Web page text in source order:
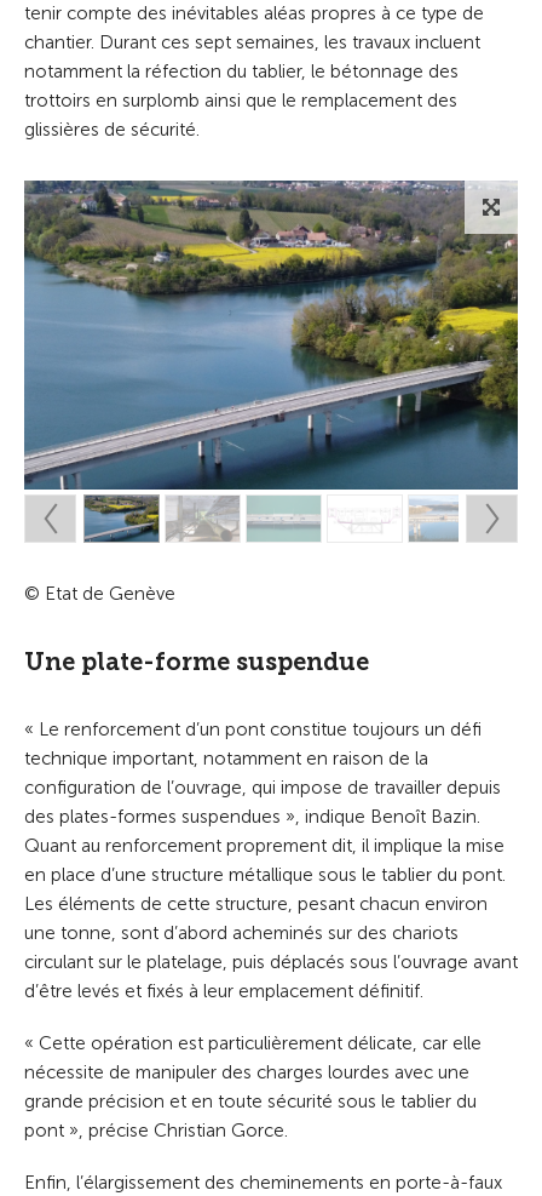
tenir compte des inévitables aléas propres à ce type de
chantier. Durant ces sept semaines, les travaux incluent
notamment la réfection du tablier, le bétonnage des
trottoirs en surplomb ainsi que le remplacement des
glissières de sécurité.
© Etat de Genève
Une plate-forme suspendue
« Le renforcement d’un pont constitue toujours un défi
technique important, notamment en raison de la
configuration de l’ouvrage, qui impose de travailler depuis
des plates-formes suspendues », indique Benoît Bazin.
Quant au renforcement proprement dit, il implique la mise
en place d’une structure métallique sous le tablier du pont.
Les éléments de cette structure, pesant chacun environ
une tonne, sont d’abord acheminés sur des chariots
circulant sur le platelage, puis déplacés sous l’ouvrage avant
d’être levés et fixés à leur emplacement définitif.
« Cette opération est particulièrement délicate, car elle
nécessite de manipuler des charges lourdes avec une
grande précision et en toute sécurité sous le tablier du
pont », précise Christian Gorce.
Enfin, l’élargissement des cheminements en porte-à-faux